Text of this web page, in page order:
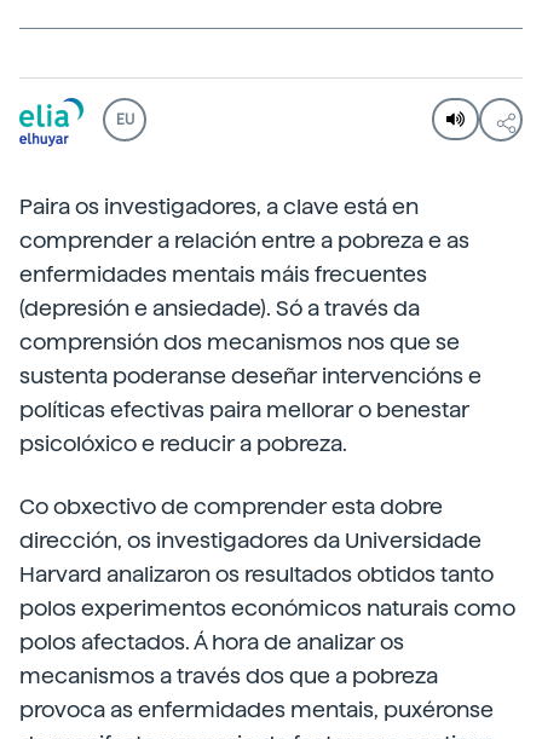
EU
Paira os investigadores, a clave está en
comprender a relación entre a pobreza e as
enfermidades mentais máis frecuentes
(depresión e ansiedade). Só a través da
comprensión dos mecanismos nos que se
sustenta poderanse deseñar intervencións e
políticas efectivas paira mellorar o benestar
psicolóxico e reducir a pobreza.
Co obxectivo de comprender esta dobre
dirección, os investigadores da Universidade
Harvard analizaron os resultados obtidos tanto
polos experimentos económicos naturais como
polos afectados. Á hora de analizar os
mecanismos a través dos que a pobreza
provoca as enfermidades mentais, puxéronse